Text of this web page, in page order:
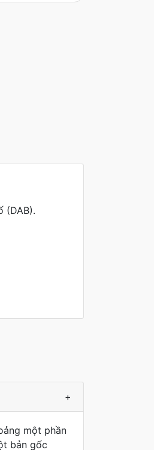
(DAB).
+
một phần
bản gốc